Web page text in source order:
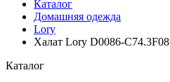
Каталог
Домашняя одежда
Lory
Халат Lory D0086-C74.3F08
Каталог